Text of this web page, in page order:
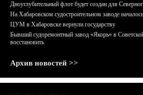
Дноуглубительный флот будет создан для
На Хабаровском судостроительном заводе
ЦУМ в Хабаровске вернули государству
Бывший судоремонтный завод «Якорь» в
восстановить
Архив новостей >>